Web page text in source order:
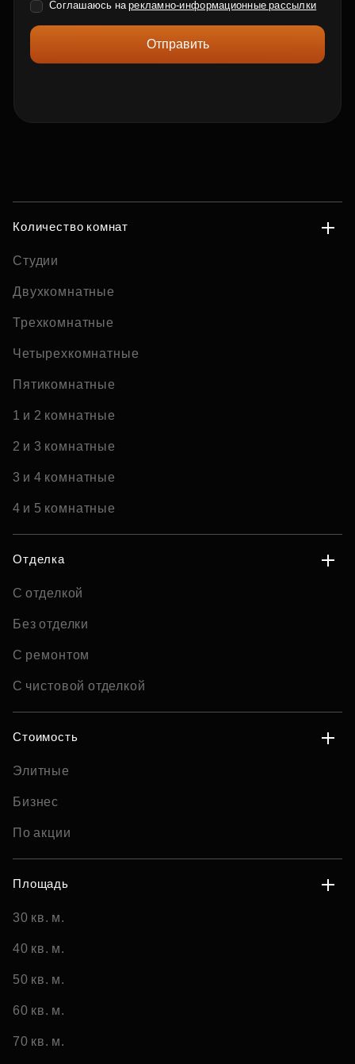
Соглашаюсь нарекламно-информационные рассылки
Отправить
Количество комнат
Студии
Двухкомнатные
Трехкомнатные
Четырехкомнатные
Пятикомнатные
1 и 2 комнатные
2 и 3 комнатные
3 и 4 комнатные
4 и 5 комнатные
Отделка
С отделкой
Без отделки
С ремонтом
С чистовой отделкой
Стоимость
Элитные
Бизнес
По акции
Площадь
30 кв. м.
40 кв. м.
50 кв. м.
60 кв. м.
70 кв. м.